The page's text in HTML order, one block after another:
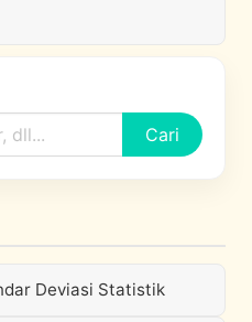
Cari
Deviasi Statistik